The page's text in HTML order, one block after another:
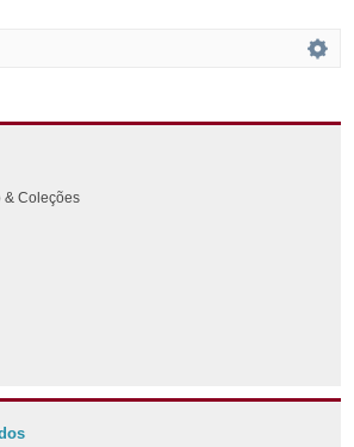
& Coleções